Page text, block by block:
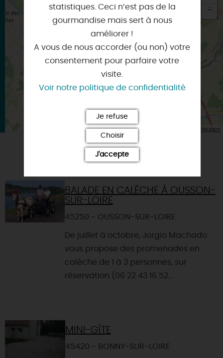
Itinéraire vers
-
Leaflet| Map data © OpenStreetMap contributors
VOUS AIMEREZ AUSSI
BALADE EN CALÈCHE À OUSSON-
SUR-LOIRE
45250 - OUSSON-SUR-LOIRE
De juillet à octobre, Jorgio Machado
vous propose des promenades en
calèche de 1 à 3 personnes, sur
réservation (06 22 43 16 52...
MINI-GÎTE
45420 - BONNY-SUR-LOIRE
statistiques. Ceci n’est pas de la
gourmandise mais sert à nous
améliorer !
A vous de nous accorder (ou non) votre
consentement pour parfaire votre
visite.
Voir notre politique de confidentialité
Je refuse
Choisir
J'accepte